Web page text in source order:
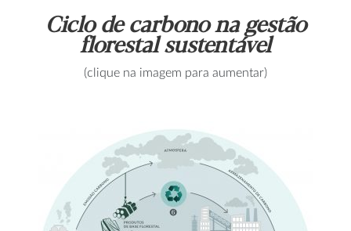
Ciclo de carbono na gestão
florestal sustentável
(clique na imagem para aumentar)